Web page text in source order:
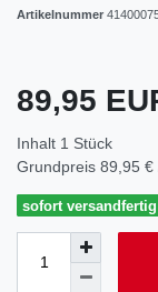
Artikelnummer
89,95
Inhalt 1 Stück
Grundpreis 89,95 €
sofort versandfertig